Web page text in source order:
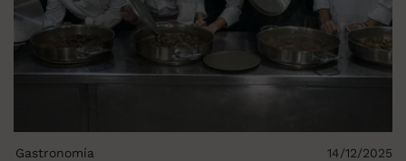
Gastronomía 14/12/2025